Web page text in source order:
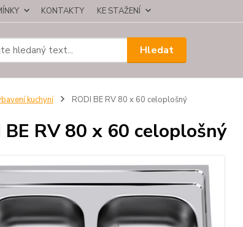
KONTAKTY KE STAŽENÍ
Hledat
kuchyní RODI BE RV 80 x 60 celoplošný
BE RV 80 x 60 celoplošný